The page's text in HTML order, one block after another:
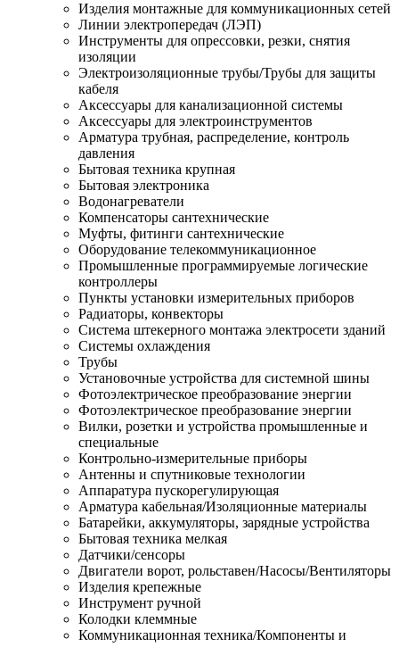
Изделия монтажные для коммуникационных сетей
Линии электропередач (ЛЭП)
Инструменты для опрессовки, резки, снятия
изоляции
Электроизоляционные трубы/Трубы для защиты
кабеля
Аксессуары для канализационной системы
Аксессуары для электроинструментов
Арматура трубная, распределение, контроль
давления
Бытовая техника крупная
Бытовая электроника
Водонагреватели
Компенсаторы сантехнические
Муфты, фитинги сантехнические
Оборудование телекоммуникационное
Промышленные программируемые логические
контроллеры
Пункты установки измерительных приборов
Радиаторы, конвекторы
Система штекерного монтажа электросети зданий
Системы охлаждения
Трубы
Установочные устройства для системной шины
Фотоэлектрическое преобразование энергии
Фотоэлектрическое преобразование энергии
Вилки, розетки и устройства промышленные и
специальные
Контрольно-измерительные приборы
Антенны и спутниковые технологии
Аппаратура пускорегулирующая
Арматура кабельная/Изоляционные материалы
Батарейки, аккумуляторы, зарядные устройства
Бытовая техника мелкая
Датчики/сенсоры
Двигатели ворот, рольставен/Насосы/Вентиляторы
Изделия крепежные
Инструмент ручной
Колодки клеммные
Коммуникационная техника/Компоненты и